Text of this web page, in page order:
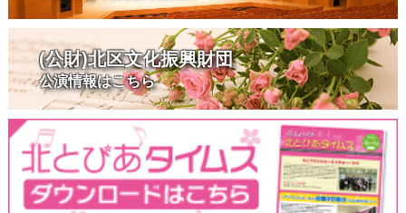
(公財)北区文化振興財団
公演情報はこちら